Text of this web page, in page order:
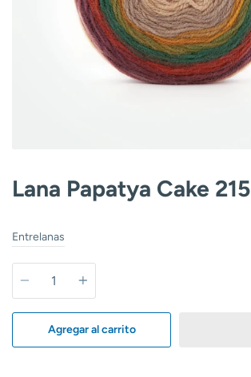
Lana Papatya Cake 215
Entrelanas
Cantidad
Agregar al carrito